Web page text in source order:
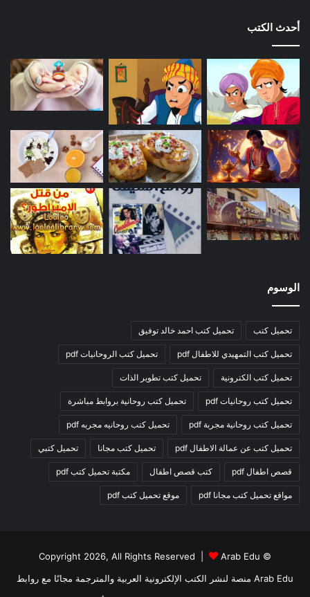
أحدث الكتب
الوسوم
تحميل كتب تحميل كتب احمد خالد توفيق
تحميل كتب التمهيدي للاطفال pdf تحميل كتب الروحانيات pdf
تحميل كتب الكترونية تحميل كتب تطوير الذات
تحميل كتب روحانيات pdf تحميل كتب روحانية بروابط مباشرة
تحميل كتب روحانية مجربة pdf تحميل كتب روحانيه مجربه pdf
تحميل كتب عن عمالة الاطفال pdf تحميل كتب مجانا تحميل كتبي
قصص اطفال pdf كتب قصص اطفال مكتبة تحميل كتب pdf
مواقع تحميل كتب مجانا pdf موقع تحميل كتب pdf
© Copyright 2026, All Rights Reserved |
Arab Edu
Arab Edu منصة لنشر الكتب الإلكترونية العربية والمترجمة مجانًا مع روابط